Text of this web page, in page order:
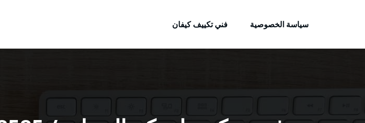
سياسة الخصوصية
فني تكييف كيفان